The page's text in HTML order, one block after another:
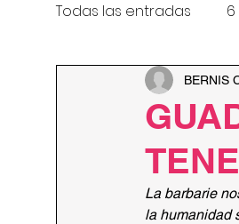
Todas las entradas
Premio Nacional al
BERNIS
La barbarie
la humanidad